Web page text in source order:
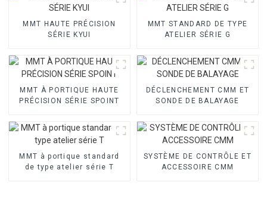
MMT HAUTE PRÉCISION
SÉRIE KYUI
MMT STANDARD DE TYPE
ATELIER SÉRIE G
MMT À PORTIQUE HAUTE
PRÉCISION SÉRIE SPOINT
DÉCLENCHEMENT CMM ET
SONDE DE BALAYAGE
MMT à portique standard
de type atelier série T
SYSTÈME DE CONTRÔLE ET
ACCESSOIRE CMM